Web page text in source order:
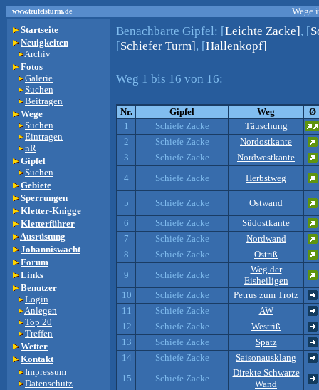
www.teufelsturm.de
Wege
Startseite
Neuigkeiten
Archiv
Fotos
Galerie
Suchen
Beitragen
Wege
Suchen
Eintragen
nR
Gipfel
Suchen
Gebiete
Sperrungen
Kletter-Knigge
Kletterführer
Ausrüstung
Johanniswacht
Forum
Links
Benutzer
Login
Anlegen
Top 20
Treffen
Wetter
Kontakt
Impressum
Datenschutz
Benachbarte Gipfel: [Leichte Zacke], [
[Schiefer Turm], [Hallenkopf]
Weg 1 bis 16 von 16:
Nr. Gipfel Weg
Ø
1
Schiefe Zacke
Täuschung
2
Schiefe Zacke
Nordostkante
3
Schiefe Zacke
Nordwestkante
4
Schiefe Zacke Herbstweg
5 Schiefe Zacke
Ostwand
6
Schiefe Zacke
Südostkante
7
Schiefe Zacke
Nordwand
8
Schiefe Zacke
Ostriß
9
Schiefe Zacke
Weg der
Eisheiligen
10
Schiefe Zacke
Petrus zum Trotz
11
Schiefe Zacke
AW
12
Schiefe Zacke
Westriß
13
Schiefe Zacke
Spatz
14
Schiefe Zacke
Saisonausklang
15
Schiefe Zacke
Direkte Schwarze
Wand